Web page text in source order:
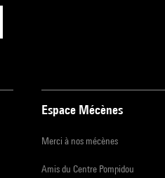
Espace Mécènes
Merci à nos mécènes
Amis du Centre Pompidou